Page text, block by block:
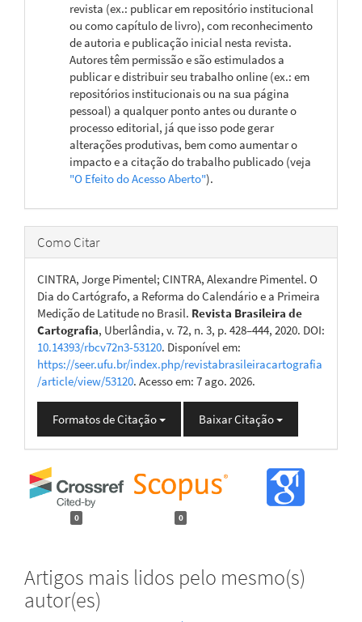
revista (ex.: publicar em repositório institucional
ou como capítulo de livro), com reconhecimento
de autoria e publicação inicial nesta revista.
Autores têm permissão e são estimulados a
publicar e distribuir seu trabalho online (ex.: em
repositórios institucionais ou na sua página
pessoal) a qualquer ponto antes ou durante o
processo editorial, já que isso pode gerar
alterações produtivas, bem como aumentar o
impacto e a citação do trabalho publicado (veja
"O Efeito do Acesso Aberto").
Como Citar
CINTRA, Jorge Pimentel; CINTRA, Alexandre Pimentel. O
Dia do Cartógrafo, a Reforma do Calendário e a Primeira
Medição de Latitude no Brasil. Revista Brasileira de
Cartografia, Uberlândia, v. 72, n. 3, p. 428–444, 2020. DOI:
10.14393/rbcv72n3-53120. Disponível em:
https://seer.ufu.br/index.php/revistabrasileiracartografia
/article/view/53120. Acesso em: 7 ago. 2026.
Formatos de Citação Baixar Citação
0 0
Artigos mais lidos pelo mesmo(s)
autor(es)